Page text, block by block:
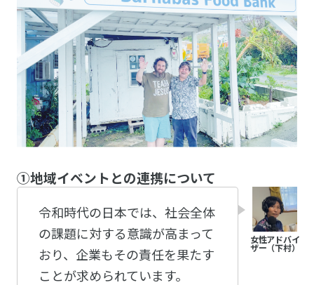
①地域イベントとの連携について
令和時代の日本では、社会全体
の課題に対する意識が高まって
おり、企業もその責任を果たす
ことが求められています。